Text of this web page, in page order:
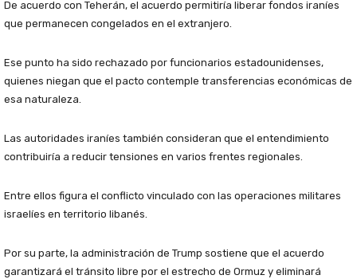
De acuerdo con Teherán, el acuerdo permitiría liberar fondos iraníes
que permanecen congelados en el extranjero.
Ese punto ha sido rechazado por funcionarios estadounidenses,
quienes niegan que el pacto contemple transferencias económicas de
esa naturaleza.
Las autoridades iraníes también consideran que el entendimiento
contribuiría a reducir tensiones en varios frentes regionales.
Entre ellos figura el conflicto vinculado con las operaciones militares
israelíes en territorio libanés.
Por su parte, la administración de Trump sostiene que el acuerdo
garantizará el tránsito libre por el estrecho de Ormuz y eliminará